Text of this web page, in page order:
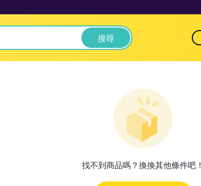
搜尋
找不到商品嗎？換換其他條件吧！